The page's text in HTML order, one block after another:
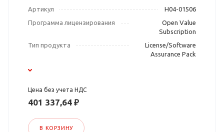
Артикул
H04-01506
Программа лицензирования
Open Value
Subscription
Тип продукта
License/Software
Assurance Pack
Цена без учета НДС
401 337,64 ₽
В КОРЗИНУ